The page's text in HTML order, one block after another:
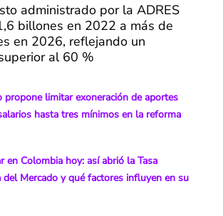
administrado por la ADRES
billones en 2022 a más de
en 2026, reflejando un
al 60 %
propone limitar exoneración de aportes
hasta tres mínimos en la reforma
en Colombia hoy: así abrió la Tasa
del Mercado y qué factores influyen en su